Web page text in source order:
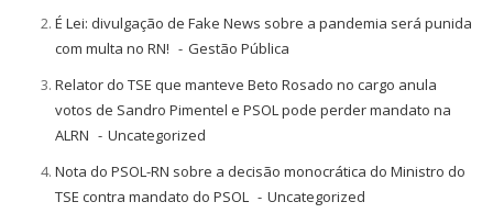
É Lei: divulgação de Fake News sobre a pandemia será punida
com multa no RN!
Gestão Pública
Relator do TSE que manteve Beto Rosado no cargo anula
votos de Sandro Pimentel e PSOL pode perder mandato na
ALRN
Uncategorized
Nota do PSOL-RN sobre a decisão monocrática do Ministro do
TSE contra mandato do PSOL
Uncategorized